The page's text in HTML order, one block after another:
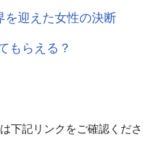
迎えた女性の決断
もらえる？
下記リンクをご確認くださ